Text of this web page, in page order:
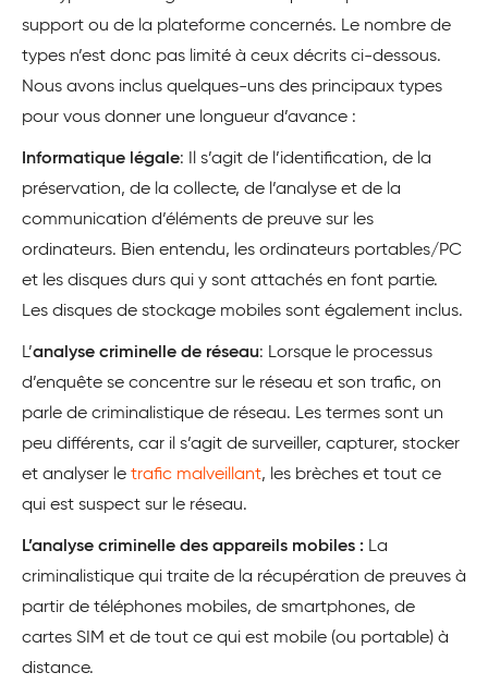
support ou de la plateforme concernés. Le nombre de
types n’est donc pas limité à ceux décrits ci-dessous.
Nous avons inclus quelques-uns des principaux types
pour vous donner une longueur d’avance :
Informatique légale: Il s’agit de l’identification, de la
préservation, de la collecte, de l’analyse et de la
communication d’éléments de preuve sur les
ordinateurs. Bien entendu, les ordinateurs portables/PC
et les disques durs qui y sont attachés en font partie.
Les disques de stockage mobiles sont également inclus.
L’analyse criminelle de réseau: Lorsque le processus
d’enquête se concentre sur le réseau et son trafic, on
parle de criminalistique de réseau. Les termes sont un
peu différents, car il s’agit de surveiller, capturer, stocker
et analyser le trafic malveillant, les brèches et tout ce
qui est suspect sur le réseau.
L’analyse criminelle des appareils mobiles : La
criminalistique qui traite de la récupération de preuves à
partir de téléphones mobiles, de smartphones, de
cartes SIM et de tout ce qui est mobile (ou portable) à
distance.